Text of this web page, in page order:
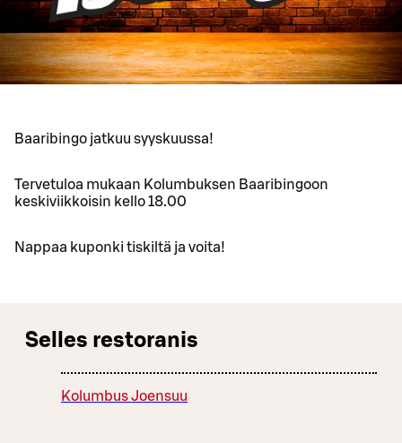
Baaribingo jatkuu syyskuussa!
Tervetuloa mukaan Kolumbuksen Baaribingoon
keskiviikkoisin kello 18.00
Nappaa kuponki tiskiltä ja voita!
Selles restoranis
Kolumbus Joensuu